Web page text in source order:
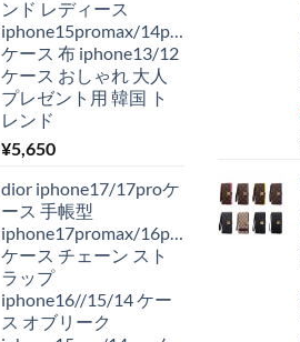
ンド レディース
iphone15promax/14pro
ケース 布 iphone13/12
ケース おしゃれ 大人
プレゼント用 韓国 ト
レンド
¥5,650
dior iphone17/17proケ
ース 手帳型
iphone17promax/16pro
ケース チェーン スト
ラップ
iphone16//15/14 ケー
ス オブリーク